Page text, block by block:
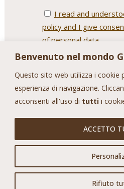
Benvenuto nel mondo
Questo sito web utilizza i cookie
esperienza di navigazione.
acconsenti all'uso di tutti i
Rifiuto
ACCETTO
I read and
policy and I give
of personal data.
© Copyright Gold Art
Konz, 45 – 52100